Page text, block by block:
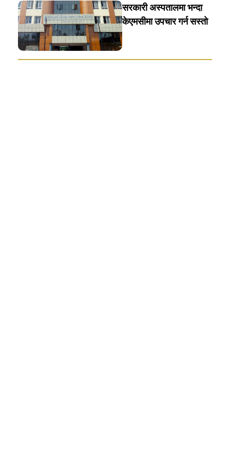
सरकारी अस्पतालमा भन्दा
केएमसीमा उपचार गर्न सस्ताे